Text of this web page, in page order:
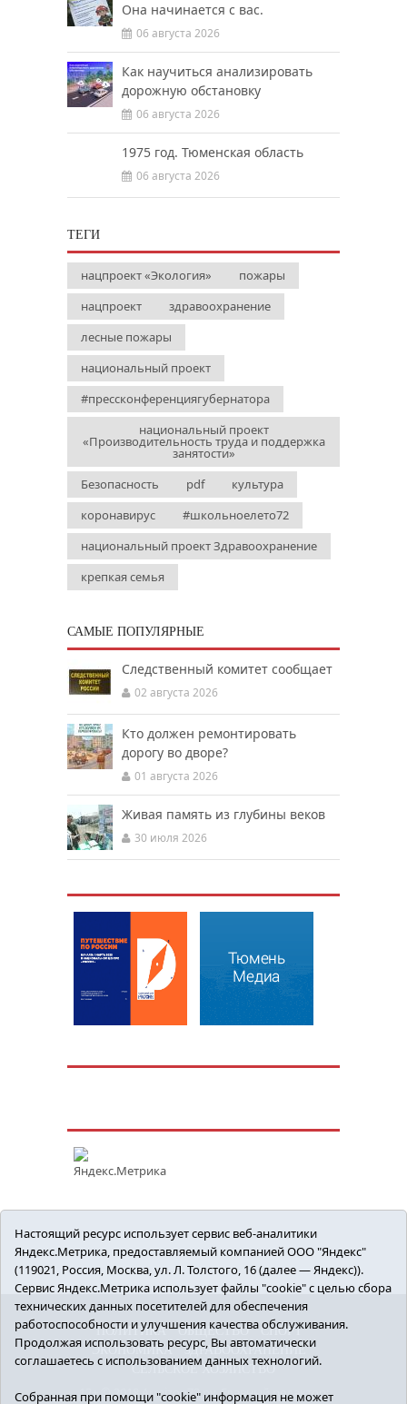
Она начинается с вас.
06 августа 2026
Как научиться анализировать
дорожную обстановку
06 августа 2026
1975 год. Тюменская область
06 августа 2026
ТЕГИ
нацпроект «Экология»
пожары
нацпроект
здравоохранение
лесные пожары
национальный проект
#прессконференциягубернатора
национальный проект
«Производительность труда и поддержка
занятости»
Безопасность
pdf
культура
коронавирус
#школьноелето72
национальный проект Здравоохранение
крепкая семья
САМЫЕ ПОПУЛЯРНЫЕ
Следственный комитет сообщает
02 августа 2026
Кто должен ремонтировать
дорогу во дворе?
01 августа 2026
Живая память из глубины веков
30 июля 2026
ПОЛИТИКА ОБЩЕСТВО
СПОРТ
ЭКОНОМИКА
ЗДРАВООХРАНЕНИЕ
СЕЛЬСКОЕ ХОЗЯЙСТВО
12+ © 2018 Armizon72.ру. Главный редактор:
Настоящий ресурс использует сервис веб-аналитики
Яндекс.Метрика, предоставляемый компанией ООО "Яндекс"
(119021, Россия, Москва, ул. Л. Толстого, 16 (далее — Яндекс)).
Сервис Яндекс.Метрика использует файлы "cookie" с целью сбора
технических данных посетителей для обеспечения
работоспособности и улучшения качества обслуживания.
Продолжая использовать ресурс, Вы автоматически
соглашаетесь с использованием данных технологий.
Собранная при помощи "cookie" информация не может